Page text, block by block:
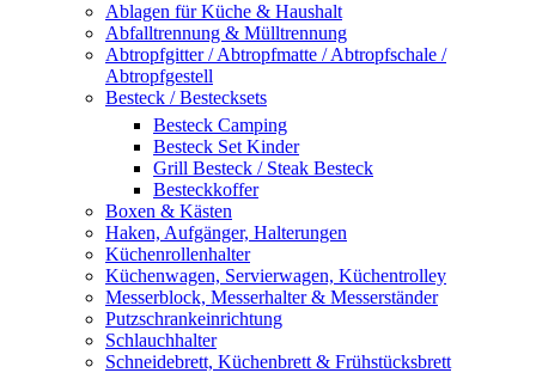
Ablagen für Küche & Haushalt
Abfalltrennung & Mülltrennung
Abtropfgitter / Abtropfmatte / Abtropfschale /
Abtropfgestell
Besteck / Bestecksets
Besteck Camping
Besteck Set Kinder
Grill Besteck / Steak Besteck
Besteckkoffer
Boxen & Kästen
Haken, Aufgänger, Halterungen
Küchenrollenhalter
Küchenwagen, Servierwagen, Küchentrolley
Messerblock, Messerhalter & Messerständer
Putzschrankeinrichtung
Schlauchhalter
Schneidebrett, Küchenbrett & Frühstücksbrett